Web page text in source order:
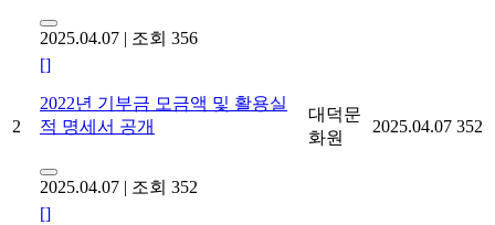
2025.04.07 | 조회 356
2
[]
2022년 기부금 모금액 및 활용실
적 명세서 공개
2025.04.07 | 조회 352
대덕문
화원
2025.04.07 352
[]